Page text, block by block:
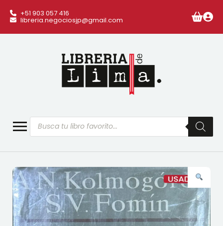
+51 903 057 416
libreria.negociosjp@gmail.com
Búsqueda
de
productos